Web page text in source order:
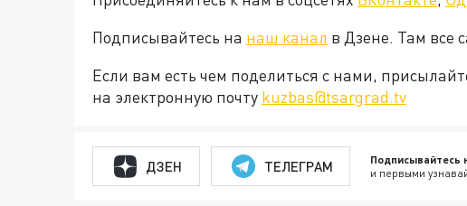
Подписывайтесь на наш канал в Дзене. Там все
Если вам есть чем поделиться с нами,
на электронную почту kuzbas@tsargrad.tv
ДЗЕН ТЕЛЕГРАМ Подписывайтесь
и первыми